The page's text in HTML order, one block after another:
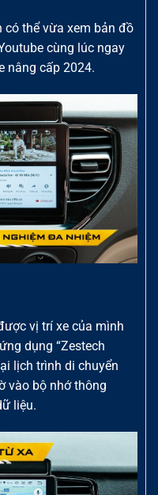
có thể vừa xem bản đồ
cùng lúc ngay
nâng cấp 2024.
vị trí xe của mình
dụng “Zestech
lịch trình di chuyển
vào bộ nhớ thông
liệu.